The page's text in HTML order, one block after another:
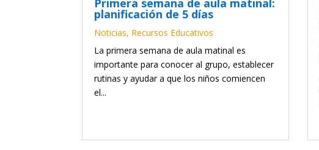
planificación de 5 días
Noticias, Recursos Educativos
La primera semana de aula matinal es
importante para conocer al grupo, establecer
rutinas y ayudar a que los niños comiencen
el...